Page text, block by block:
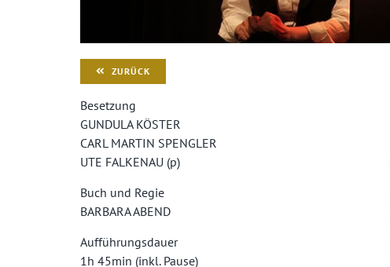
ZURÜCK
Besetzung
GUNDULA KÖSTER
CARL MARTIN SPENGLER
UTE FALKENAU (p)
Buch und Regie
BARBARA ABEND
Aufführungsdauer
1h 45min (inkl. Pause)